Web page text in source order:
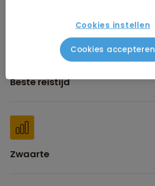
Beste reistijd
Zwaarte
Cookies instellen
Cookies accepteren